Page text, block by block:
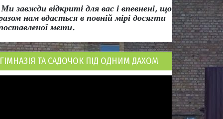
Ми завжди відкриті для вас і впевнені, що
нам вдасться в повній мірі досягти
мети.
ГІМНАЗІЯ ТА САДОЧОК ПІД ОДНИМ ДАХОМ